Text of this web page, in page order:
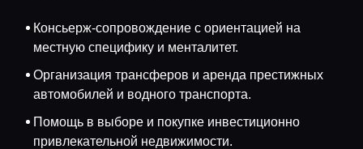
Консьерж-сопровождение с ориентацией на
местную специфику и менталитет.
Организация трансферов и аренда престижных
автомобилей и водного транспорта.
Помощь в выборе и покупке инвестиционно
привлекательной недвижимости.